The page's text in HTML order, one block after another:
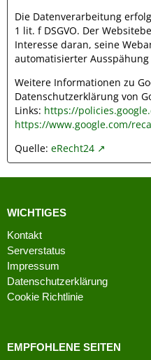
Die Datenverarbeitung
1 lit. f DSGVO. Der
Interesse daran, seine
automatisierter
Weitere Informationen zu
Datenschutzerklärung von
Links: https://
https://www.google.com/
Quelle: eRecht24
WICHTIGES
Kontakt
Serverstatus
Impressum
Datenschutzerklärung
Cookie Richtlinie
EMPFOHLENE SEITEN